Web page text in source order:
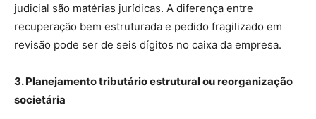
judicial são matérias jurídicas. A diferença entre
recuperação bem estruturada e pedido fragilizado em
revisão pode ser de seis dígitos no caixa da empresa.
3. Planejamento tributário estrutural ou reorganização
societária